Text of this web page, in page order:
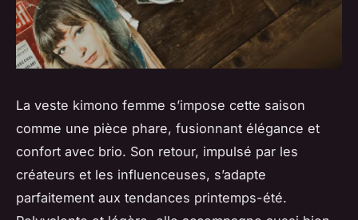
La veste kimono femme s’impose cette saison
comme une pièce phare, fusionnant élégance et
confort avec brio. Son retour, impulsé par les
créateurs et les influenceuses, s’adapte
parfaitement aux tendances printemps-été.